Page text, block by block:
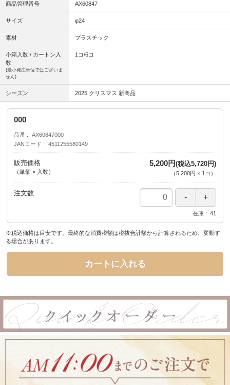
商品管理番号 AX60847
サイズ φ24
素材 プラスチック
小箱入数 / カートン入
数
(最小発注単位ではございま
せん)
1コ/6コ
シーズン 2025 クリスマス 新商品
000
品番
AX60847000
JANコード
4511255580149
販売価格
（単価 × 入数）
5,200円(税込5,720円)
（5,200円 × 1 コ ）
注文数
在庫 41
※税込価格は目安です。最終的な消費税額は税抜合計額から計算されるため、変動す
る場合があります。
カートに入れる